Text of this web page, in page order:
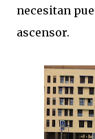
necesitan
ascensor.